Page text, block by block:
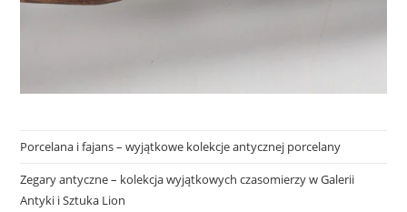
Porcelana i fajans – wyjątkowe kolekcje antycznej porcelany
Zegary antyczne – kolekcja wyjątkowych czasomierzy w Galerii
Antyki i Sztuka Lion